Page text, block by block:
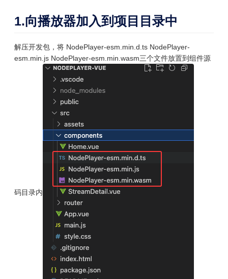
1.向播放器加入到项目目录中
解压开发包，将 NodePlayer-esm.min.d.ts NodePlayer-
esm.min.js NodePlayer-esm.min.wasm三个文件放置到组件源
码目录内